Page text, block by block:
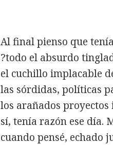
Al final pienso que
?todo el absurdo
el cuchillo implacable
las sórdidas, políticas
los arañados proyectos
sí, tenía razón ese día.
cuando pensé, echado